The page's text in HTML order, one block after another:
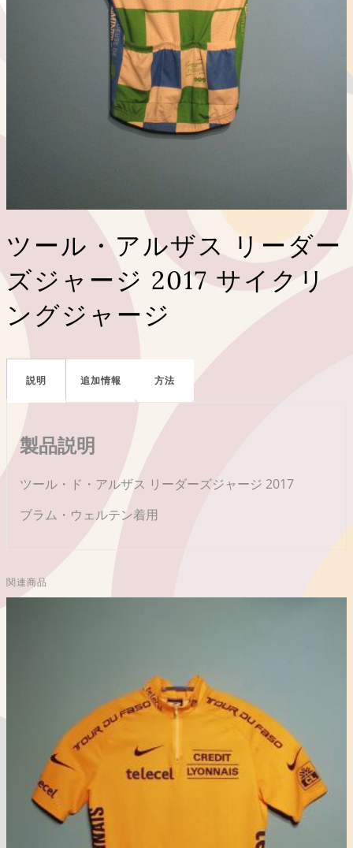
ツール・アルザス リーダー
ズジャージ 2017 サイクリ
ングジャージ
説明 追加情報 方法
製品説明
ツール・ド・アルザス リーダーズジャージ 2017
ブラム・ウェルテン着用
関連商品